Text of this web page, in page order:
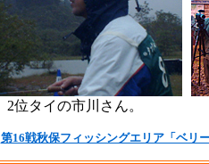
2位タイの市川さん。
第16戦秋保フィッシングエリア「ベリ